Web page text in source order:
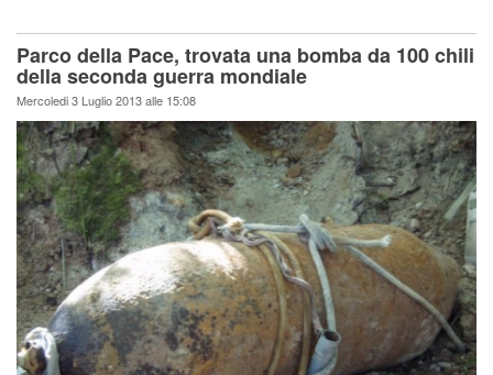
Parco della Pace, trovata una bomba da 100 chili
della seconda guerra mondiale
Mercoledi 3 Luglio 2013 alle 15:08